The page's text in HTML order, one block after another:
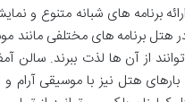
برنامه های شبانه متنوع
هتل برنامه های مختلفی
از آن ها لذت ببرند. سالن
هتل نیز با موسیقی